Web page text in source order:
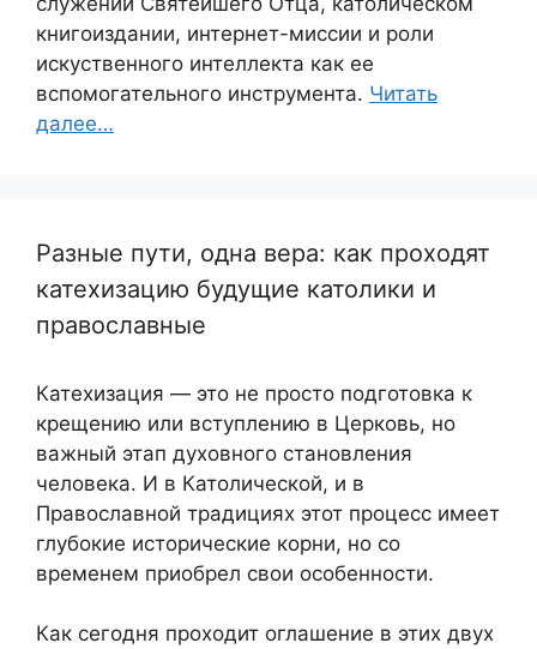
книгоиздании, интернет-миссии и роли
искуственного интеллекта как ее
вспомогательного инструмента. Читать
далее…
Разные пути, одна вера: как проходят
катехизацию будущие католики и
православные
Катехизация — это не просто подготовка к
крещению или вступлению в Церковь, но
важный этап духовного становления
человека. И в Католической, и в
Православной традициях этот процесс имеет
глубокие исторические корни, но со
временем приобрел свои особенности.
Как сегодня проходит оглашение в этих двух